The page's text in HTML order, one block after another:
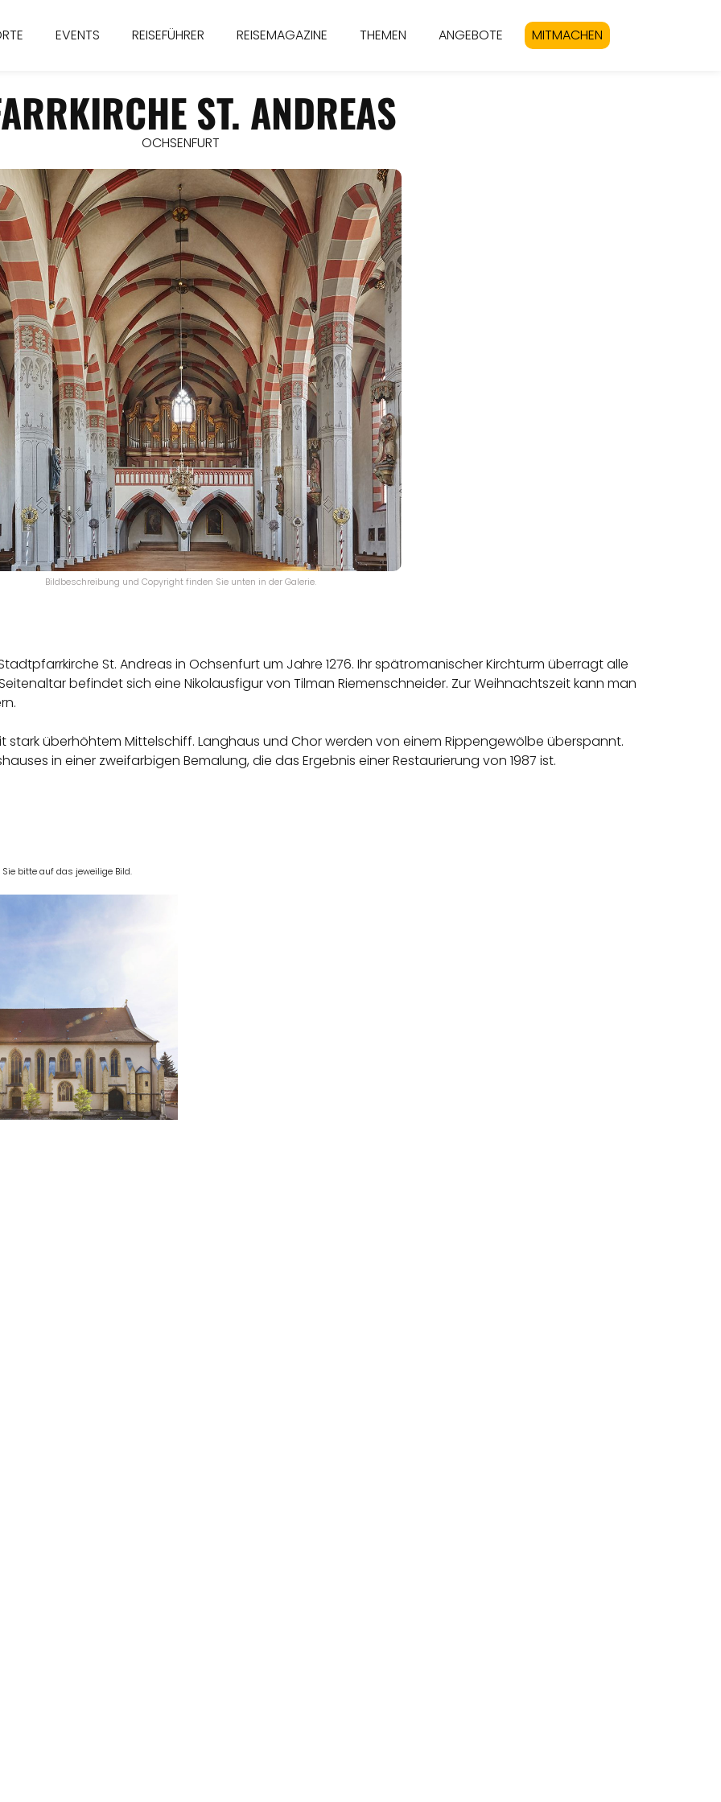
EVENTS REISEFÜHRER REISEMAGAZINE THEMEN ANGEBOTE MITMACHEN
ST. ANDREAS
OCHSENFURT
Bildbeschreibung und Copyright finden Sie unten in der Galerie.
St. Andreas in Ochsenfurt um Jahre 1276. Ihr spätromanischer Kirchturm überragt alle
befindet sich eine Nikolausfigur von Tilman Riemenschneider. Zur Weihnachtszeit kann man
stark überhöhtem Mittelschiff. Langhaus und Chor werden von einem Rippengewölbe überspannt.
in einer zweifarbigen Bemalung, die das Ergebnis einer Restaurierung von 1987 ist.
bitte auf das jeweilige Bild.